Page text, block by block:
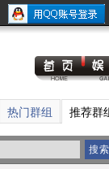
热门群组 推荐群